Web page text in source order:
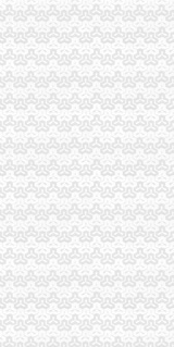
,价格,图片_广
信息网
会计审计信息
培训-水母网
要哪些资料-北京
的条件-登尼服
条件和申请程序
口权申请条件
易搜
_进出口贸易_天
材料_【公司注册
圳58同城